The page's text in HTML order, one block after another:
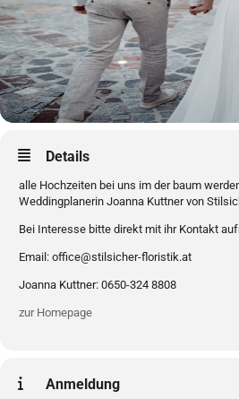
Details
alle Hochzeiten bei uns im der baum
Weddingplanerin Joanna Kuttner von
Bei Interesse bitte direkt mit ihr Kontakt
Email: office@stilsicher-floristik.at
Joanna Kuttner: 0650-324 8808
zur Homepage
Anmeldung